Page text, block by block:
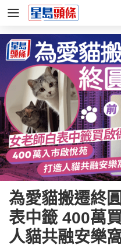
為愛貓搬遷終
表中籤 400萬
人貓共融安樂